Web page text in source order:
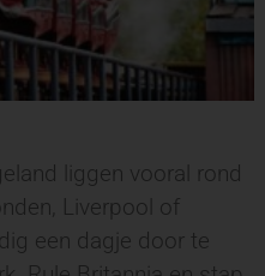
liggen vooral rond
Liverpool of
een dagje door te